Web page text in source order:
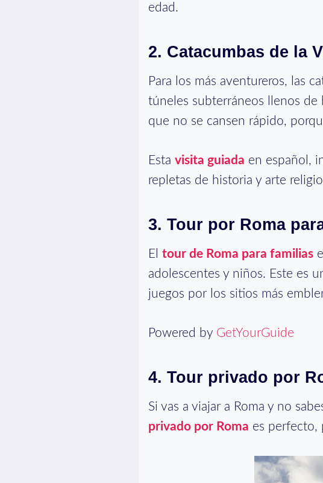
edad.
2. Catacumbas de la
Para los más aventureros, las
túneles subterráneos llenos de
que no se cansen rápido,
Esta visita guiada en español,
repletas de historia y arte
3. Tour por Roma
El tour de Roma para familias
adolescentes y niños. Este es
juegos por los sitios más
Powered by GetYourGuide
4. Tour privado por
Si vas a viajar a Roma y no
privado por Roma es perfecto,